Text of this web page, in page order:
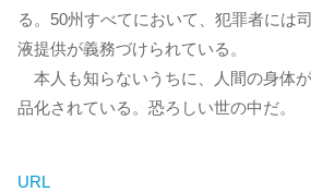
る。50州すべてにおいて、犯罪者には
液提供が義務づけられている。
本人も知らないうちに、人間の身体
品化されている。恐ろしい世の中だ。
URL